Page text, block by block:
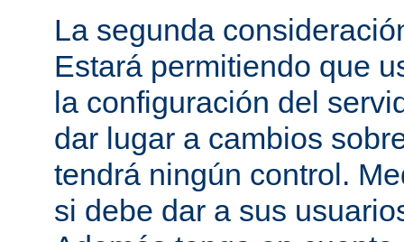
La segunda
Estará permitiendo que
la configuración del
dar lugar a cambios
tendrá ningún control.
si debe dar a sus